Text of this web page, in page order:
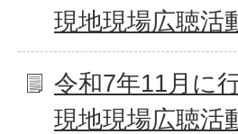
現地現場広聴活
令和7年11月に
現地現場広聴活